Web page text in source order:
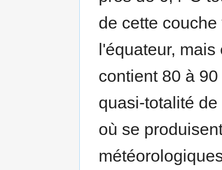
de cette
l'équateur,
contient 80 à
quasi-totalité
où se